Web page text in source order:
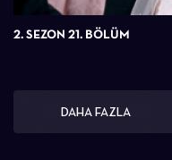
2. SEZON 21. BÖLÜM
DAHA FAZLA